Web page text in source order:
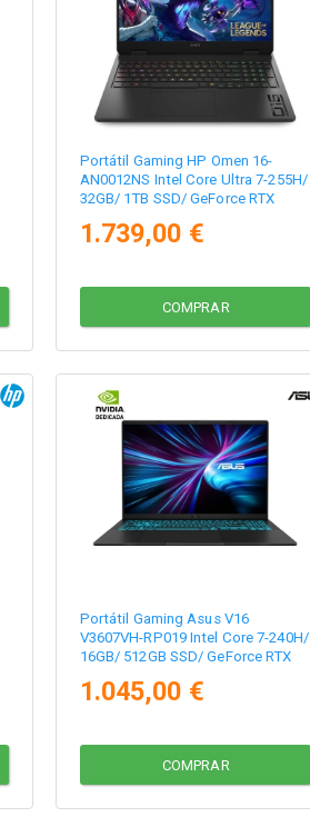
Portátil Gaming HP Omen 16-
AN0012NS Intel Core Ultra 7-255H/
32GB/ 1TB SSD/ GeForce RTX
1.739,00 €
COMPRAR
Portátil Gaming Asus V16
V3607VH-RP019 Intel Core 7-240H/
16GB/ 512GB SSD/ GeForce RTX
1.045,00 €
COMPRAR